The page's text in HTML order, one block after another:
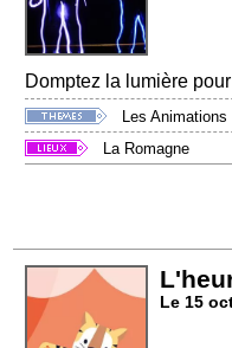
Domptez la lumière
Les Animations
La Romagne
Le 15